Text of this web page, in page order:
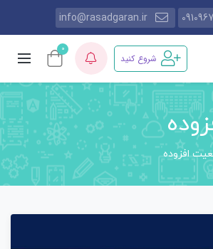
info@rasadgaran.ir
شروع کنید
0
افزوده